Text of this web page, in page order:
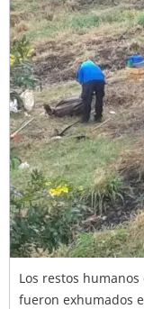
Los restos
fueron exhumados